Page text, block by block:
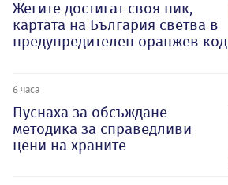
Жегите достигат своя пик,
картата на България светва в
предупредителен оранжев код
6 часа
Пуснаха за обсъждане
методика за справедливи
цени на храните